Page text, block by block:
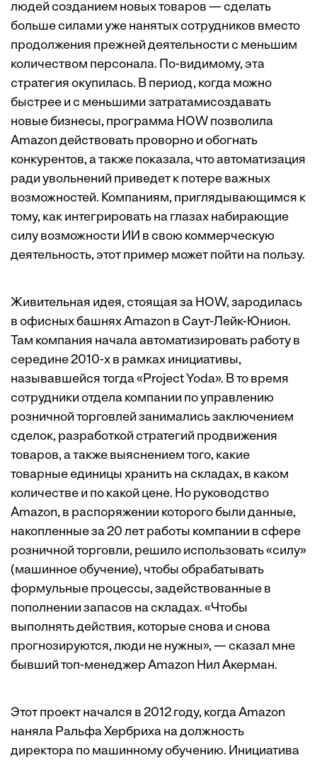
людей созданием новых товаров — сделать
больше силами уже нанятых сотрудников вместо
продолжения прежней деятельности с меньшим
количеством персонала. По-видимому, эта
стратегия окупилась. В период, когда можно
быстрее и с меньшими затратамисоздавать
новые бизнесы, программа HOW позволила
Amazon действовать проворно и обогнать
конкурентов, а также показала, что автоматизация
ради увольнений приведет к потере важных
возможностей. Компаниям, приглядывающимся к
тому, как интегрировать на глазах набирающие
силу возможности ИИ в свою коммерческую
деятельность, этот пример может пойти на пользу.
Живительная идея, стоящая за HOW, зародилась
в офисных башнях Amazon в Саут-Лейк-Юнион.
Там компания начала автоматизировать работу в
середине 2010-х в рамках инициативы,
называвшейся тогда «Project Yoda». В то время
сотрудники отдела компании по управлению
розничной торговлей занимались заключением
сделок, разработкой стратегий продвижения
товаров, а также выяснением того, какие
товарные единицы хранить на складах, в каком
количестве и по какой цене. Но руководство
Amazon, в распоряжении которого были данные,
накопленные за 20 лет работы компании в сфере
розничной торговли, решило использовать «силу»
(машинное обучение), чтобы обрабатывать
формульные процессы, задействованные в
пополнении запасов на складах. «Чтобы
выполнять действия, которые снова и снова
прогнозируются, люди не нужны», — сказал мне
бывший топ-менеджер Amazon Нил Акерман.
Этот проект начался в 2012 году, когда Amazon
наняла Ральфа Хербриха на должность
директора по машинному обучению. Инициатива